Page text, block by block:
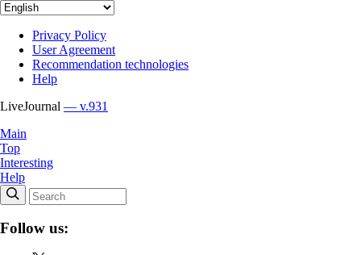
Privacy Policy
User Agreement
Recommendation technologies
Help
LiveJournal — v.931
Main
Top
Interesting
Help
Follow us: